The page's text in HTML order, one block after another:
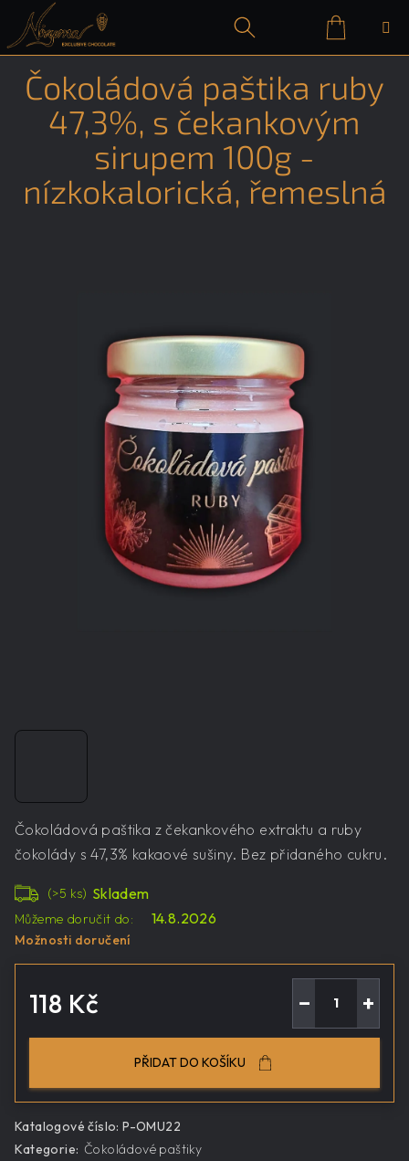
obsah
HledatPřihlášeníNákupní
košík
Čokoládová paštika z čekankového extraktu a ruby
čokolády s 47,3% kakaové sušiny. Bez přidaného cukru.
Skladem
(>5 ks)
Můžeme doručit do:
14.8.2026
Možnosti doručení
118 Kč +
−
PŘIDAT DO KOŠÍKU
Katalogové číslo: P-OMU22
Kategorie: Čokoládové paštiky
Čokoládová paštika ruby
47,3%, s čekankovým
sirupem 100g -
nízkokalorická, řemeslná